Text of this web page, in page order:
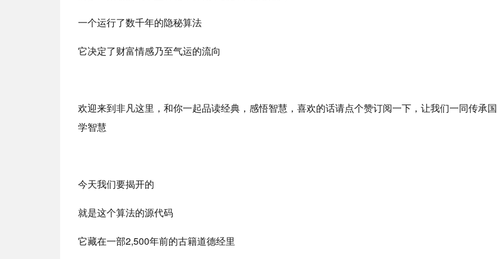
一个运行了数千年的隐秘算法
它决定了财富情感乃至气运的流向
欢迎来到非凡这里，和你一起品读经典，感悟智慧，喜欢的话请点个赞订阅一下，让我们一同传承国
学智慧
今天我们要揭开的
就是这个算法的源代码
它藏在一部2,500年前的古籍道德经里